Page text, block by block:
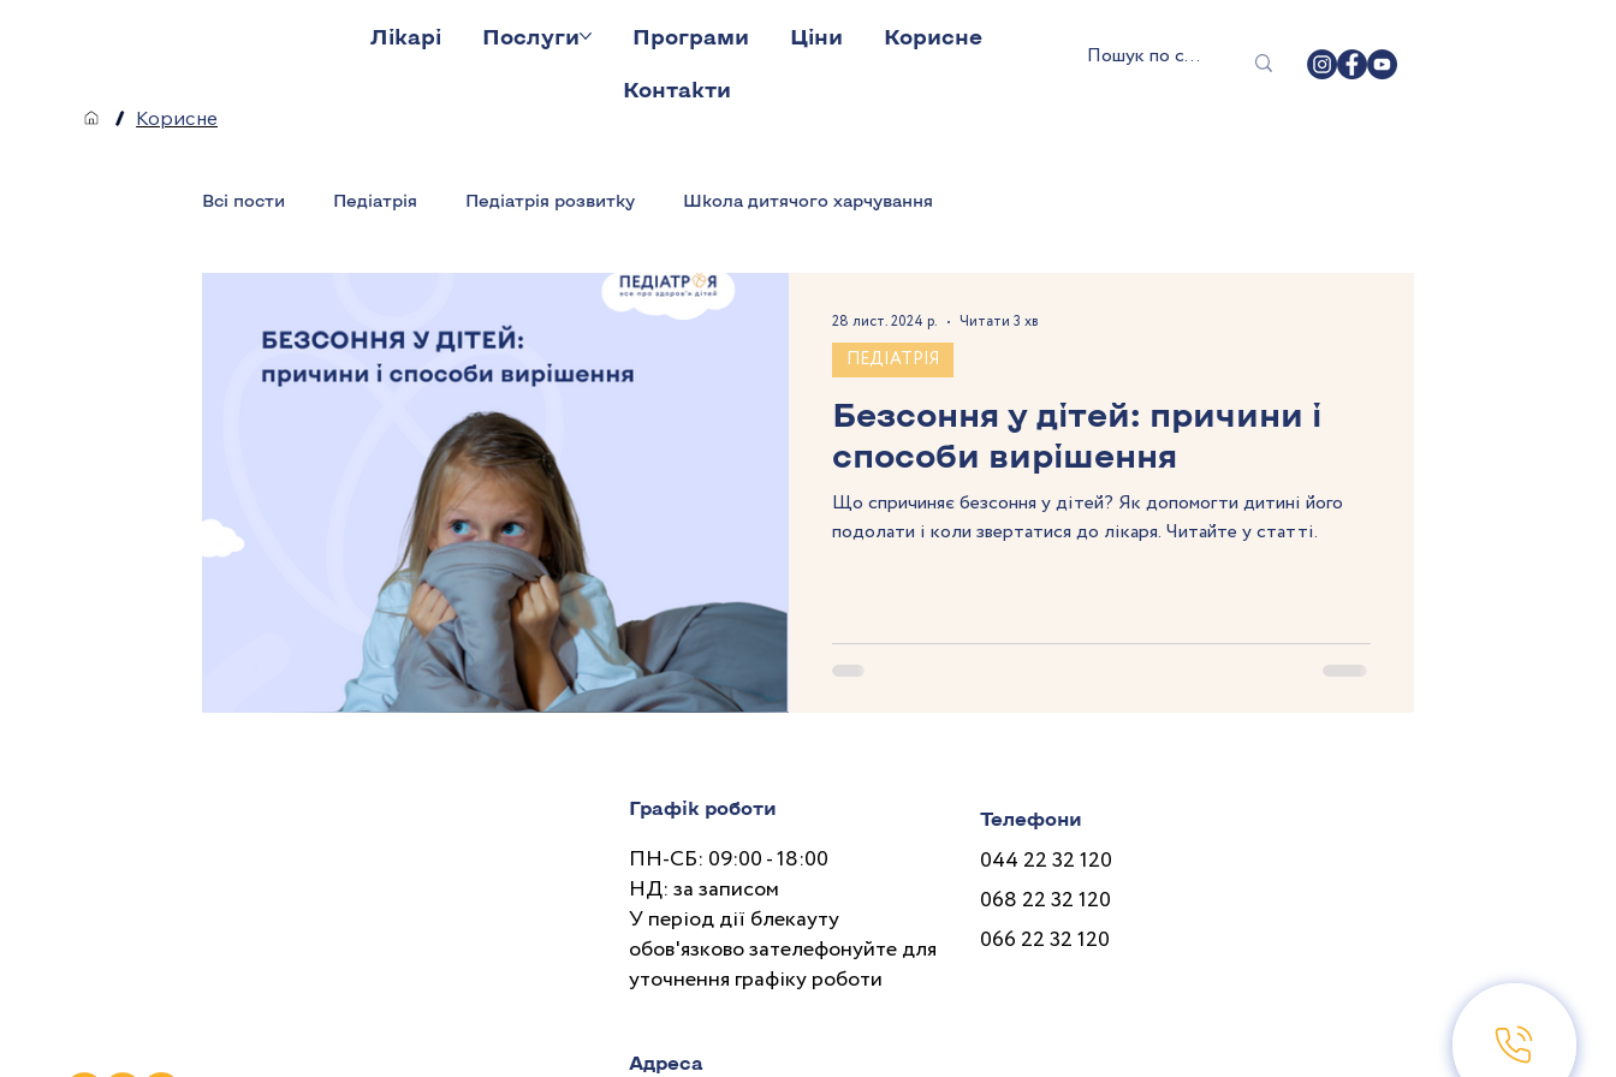
Лікарі Послуги Програми Ціни
Корисне
Контакти
/ Корисне
Всі пости Педіатрія Педіатрія розвитку Школа дитячого харчування
Безсоння у дітей: причини і
способи вирішення
Що спричиняє безсоння у дітей? Як допомогти дитині його
подолати і коли звертатися до лікаря. Читайте у статті.
ПЕДІАТРІЯ
28 лист. 2024 р. Читати 3 хв
Графік роботи
ПН-СБ: 09:00 - 18:00
НД: за записом
У період дії блекауту
обов'язково зателефонуйте для
уточнення графіку роботи
Адреса
Телефони
044 22 32 120
068 22 32 120
066 22 32 120